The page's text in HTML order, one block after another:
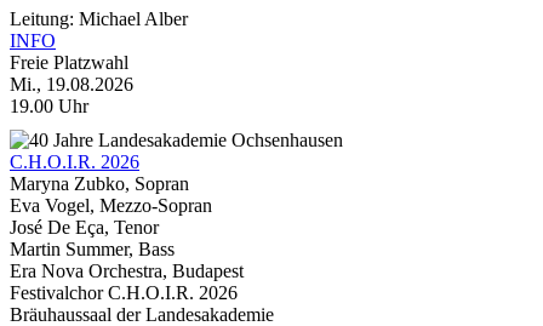
Leitung: Michael Alber
INFO
Freie Platzwahl
Mi., 19.08.2026
19.00 Uhr
C.H.O.I.R. 2026
Maryna Zubko, Sopran
Eva Vogel, Mezzo-Sopran
José De Eça, Tenor
Martin Summer, Bass
Era Nova Orchestra, Budapest
Festivalchor C.H.O.I.R. 2026
Bräuhaussaal der Landesakademie